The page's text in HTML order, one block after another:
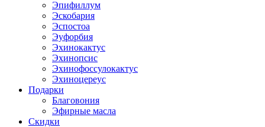
Эпифиллум
Эскобария
Эспостоа
Эуфорбия
Эхинокактус
Эхинопсис
Эхинофоссулокактус
Эхиноцереус
Подарки
Благовония
Эфирные масла
Скидки